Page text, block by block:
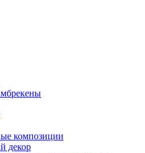
композиции
декор